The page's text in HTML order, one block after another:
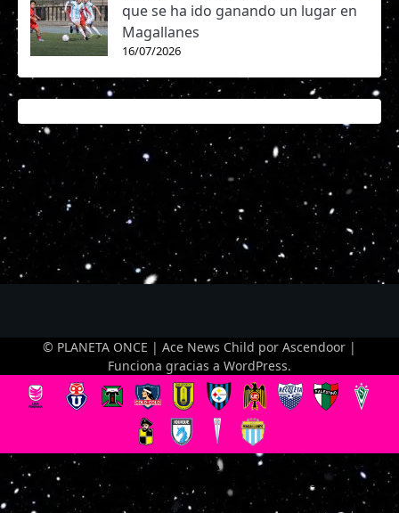
que se ha ido ganando un lugar en
Magallanes
16/07/2026
© PLANETA ONCE | Ace News Child por Ascendoor |
Funciona gracias a WordPress.
Optimized by Seraphinite Accelerator
Turns on site high speed to be attractive for people and search engines.